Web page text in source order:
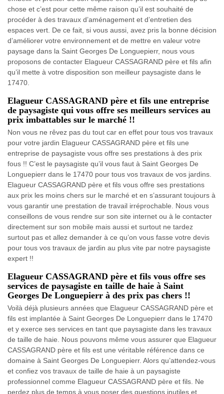
chose et c’est pour cette même raison qu’il est souhaité de
procéder à des travaux d’aménagement et d’entretien des
espaces vert. De ce fait, si vous aussi, avez pris la bonne décision
d’améliorer votre environnement et de mettre en valeur votre
paysage dans la Saint Georges De Longuepierr, nous vous
proposons de contacter Elagueur CASSAGRAND père et fils afin
qu’il mette à votre disposition son meilleur paysagiste dans le
17470.
Elagueur CASSAGRAND père et fils une entreprise
de paysagiste qui vous offre ses meilleurs services au
prix imbattables sur le marché !!
Non vous ne rêvez pas du tout car en effet pour tous vos travaux
pour votre jardin Elagueur CASSAGRAND père et fils une
entreprise de paysagiste vous offre ses prestations à des prix
fous !! C’est le paysagiste qu’il vous faut à Saint Georges De
Longuepierr dans le 17470 pour tous vos travaux de vos jardins.
Elagueur CASSAGRAND père et fils vous offre ses prestations
aux prix les moins chers sur le marché et en s’assurant toujours à
vous garantir une prestation de travail irréprochable. Nous vous
conseillons de vous rendre sur son site internet ou à le contacter
directement sur son mobile mais aussi et surtout ne tardez
surtout pas et allez demander à ce qu’on vous fasse votre devis
pour tous vos travaux de jardin au plus vite par notre paysagiste
expert !!
Elagueur CASSAGRAND père et fils vous offre ses
services de paysagiste en taille de haie à Saint
Georges De Longuepierr à des prix pas chers !!
Voilà déjà plusieurs années que Elagueur CASSAGRAND père et
fils est implantée à Saint Georges De Longuepierr dans le 17470
et y exerce ses services en tant que paysagiste dans les travaux
de taille de haie. Nous pouvons même vous assurer que Elagueur
CASSAGRAND père et fils est une véritable référence dans ce
domaine à Saint Georges De Longuepierr. Alors qu’attendez-vous
et confiez vos travaux de taille de haie à un paysagiste
professionnel comme Elagueur CASSAGRAND père et fils. Ne
perdez plus de temps à vous poser des questions inutiles et